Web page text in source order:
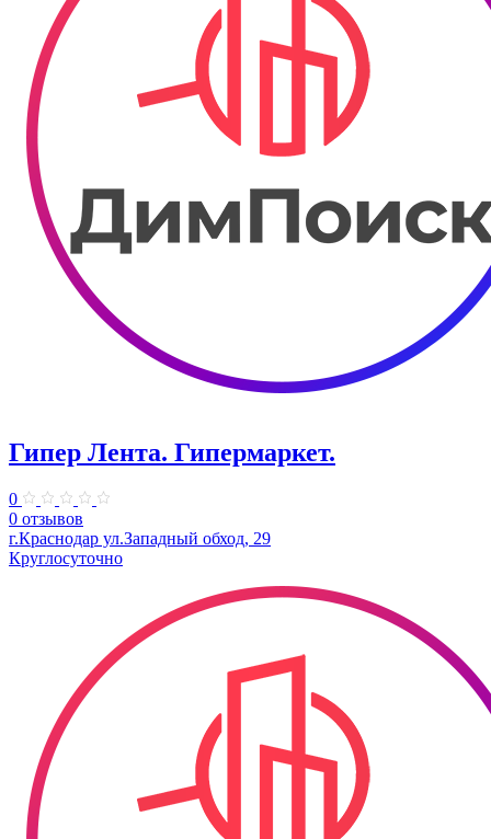
Гипер Лента. Гипермаркет.
0
0 отзывов
г.Краснодар ул.Западный обход, 29
Круглосуточно